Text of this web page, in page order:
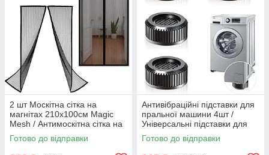
2 шт Москітна сітка на
магнітах 210х100см Magic
Mesh / Антимоскітна сітка на
двері / Штора антимоскітна
Готово до відправки
Антивібраційні підставки для
пральної машини 4шт /
Універсальні підставки для
побутової техніки
Готово до відправки